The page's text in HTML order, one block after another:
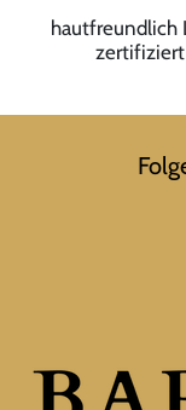
hautfreundlich
zertifiziert